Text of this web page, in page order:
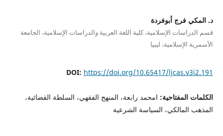
د. المكي فرج أبوفردة
قسم الدراسات الإسلامية، كلية اللغة العربية والدراسات الإسلامية، الجامعة
الأسمرية الإسلامية، ليبيا
DOI: https://doi.org/10.65417/ljcas.v3i2.191
الكلمات المفتاحية: امحمد رابعة، المنهج الفقهي، السلطة القضائية،
المذهب المالكي، السياسة الشرعية